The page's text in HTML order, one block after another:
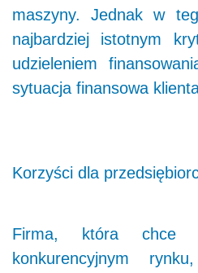
maszyny. Jednak w
najbardziej istotnym
udzieleniem
sytuacja finansowa
Korzyści dla
Firma, która chce
konkurencyjnym